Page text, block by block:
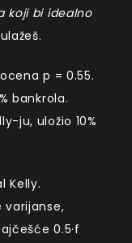
koji bi idealno
p = 0.55.
bankrola.
ju, uložio 10%
Kelly.
varijanse,
0.5·f